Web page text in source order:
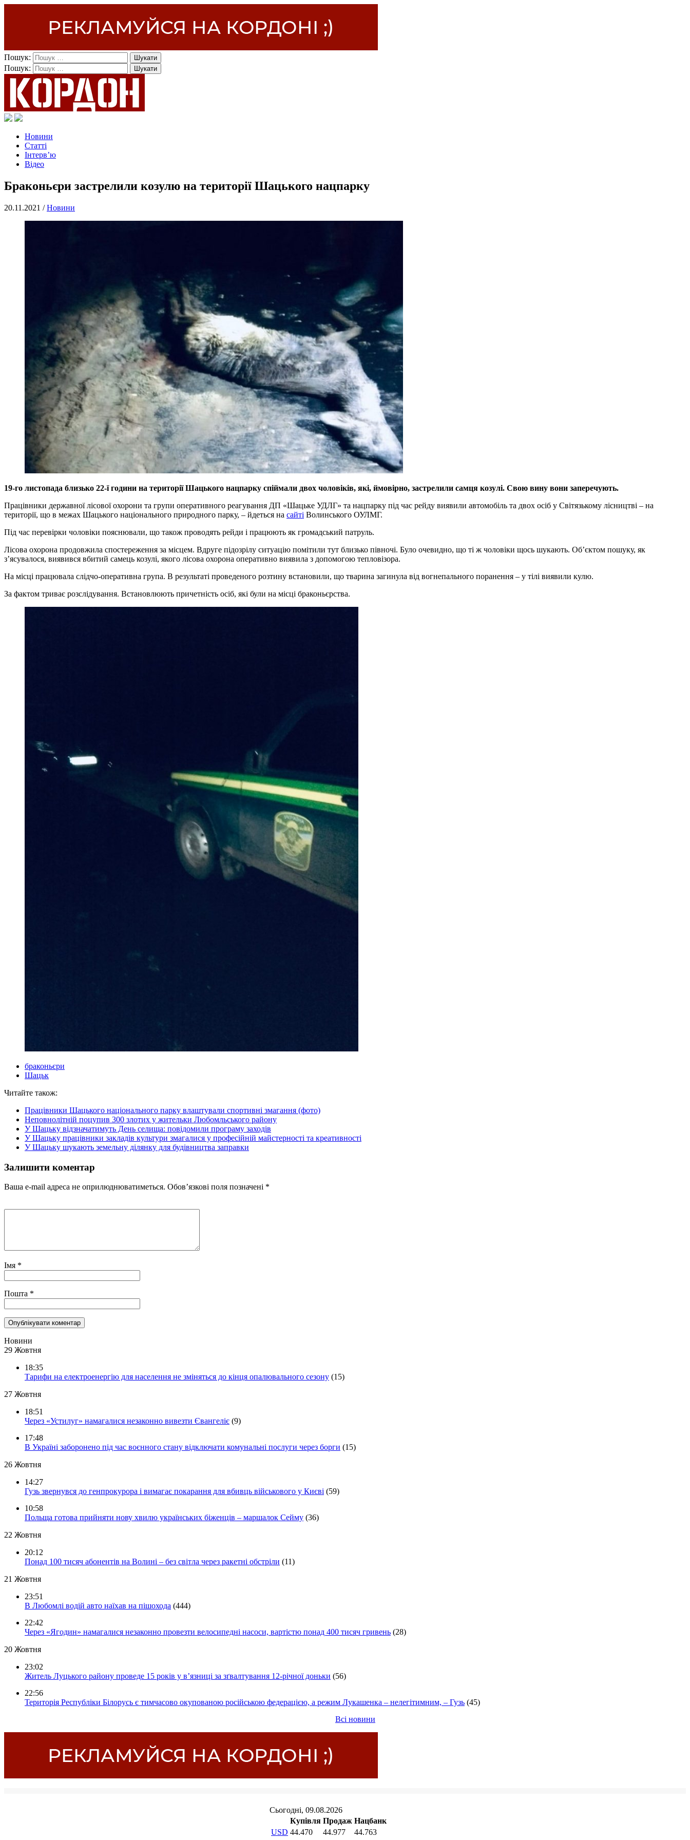
Пошук:
Пошук:
Новини
Статті
Інтерв’ю
Відео
Браконьєри застрелили козулю на території Шацького нацпарку
20.11.2021 /Новини
19-го листопада близько 22-ї години на території Шацького нацпарку спіймали двох чоловіків, які, ймовірно, застрелили самця козулі. Свою вину вони заперечують.
Працівники державної лісової охорони та групи оперативного реагування ДП «Шацьке УДЛГ» та нацпарку під час рейду виявили автомобіль та двох осіб у Світязькому лісництві – на
території, що в межах Шацького національного природного парку, – йдеться на сайті Волинського ОУЛМГ.
Під час перевірки чоловіки пояснювали, що також проводять рейди і працюють як громадський патруль.
Лісова охорона продовжила спостереження за місцем. Вдруге підозрілу ситуацію помітили тут близько півночі. Було очевидно, що ті ж чоловіки щось шукають. Об’єктом пошуку, як
з’ясувалося, виявився вбитий самець козулі, якого лісова охорона оперативно виявила з допомогою тепловізора.
На місці працювала слідчо-оперативна група. В результаті проведеного розтину встановили, що тварина загинула від вогнепального поранення – у тілі виявили кулю.
За фактом триває розслідування. Встановлюють причетність осіб, які були на місці браконьєрства.
браконьєри
Шацьк
Читайте також:
Працівники Шацького національного парку влаштували спортивні змагання (фото)
Неповнолітній поцупив 300 злотих у жительки Любомльського району
У Шацьку відзначатимуть День селища: повідомили програму заходів
У Шацьку працівники закладів культури змагалися у професійній майстерності та креативності
У Шацьку шукають земельну ділянку для будівництва заправки
Залишити коментар
Ваша e-mail адреса не оприлюднюватиметься. Обов’язкові поля позначені *
Імя *
Пошта *
Новини
29 Жовтня
18:35
Тарифи на електроенергію для населення не зміняться до кінця опалювального сезону (15)
27 Жовтня
18:51
Через «Устилуг» намагалися незаконно вивезти Євангеліє (9)
17:48
В Україні заборонено під час воєнного стану відключати комунальні послуги через борги (15)
26 Жовтня
14:27
Гузь звернувся до генпрокурора і вимагає покарання для вбивць військового у Києві (59)
10:58
Польща готова прийняти нову хвилю українських біженців – маршалок Сейму (36)
22 Жовтня
20:12
Понад 100 тисяч абонентів на Волині – без світла через ракетні обстріли (11)
21 Жовтня
23:51
В Любомлі водій авто наїхав на пішохода (444)
22:42
Через «Ягодин» намагалися незаконно провезти велосипедні насоси, вартістю понад 400 тисяч гривень (28)
20 Жовтня
23:02
Житель Луцького району проведе 15 років у в’язниці за зґвалтування 12-річної доньки (56)
22:56
Територія Республіки Білорусь є тимчасово окупованою російською федерацією, а режим Лукашенка – нелегітимним, – Гузь (45)
Всі новини